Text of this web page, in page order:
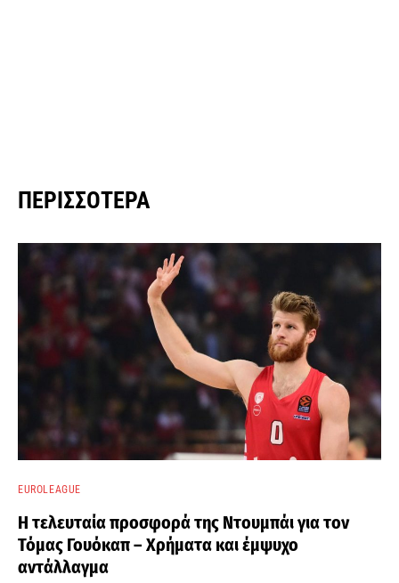
ΠΕΡΙΣΣΌΤΕΡΑ
EUROLEAGUE
Η τελευταία προσφορά της Ντουμπάι για τον
Τόμας Γουόκαπ – Χρήματα και έμψυχο
αντάλλαγμα